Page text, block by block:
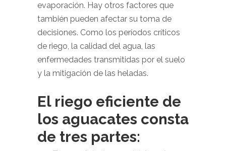
evaporación. Hay otros factores que
también pueden afectar su toma de
decisiones. Como los períodos críticos
de riego, la calidad del agua, las
enfermedades transmitidas por el suelo
y la mitigación de las heladas.
El riego eficiente de
los aguacates consta
de tres partes: